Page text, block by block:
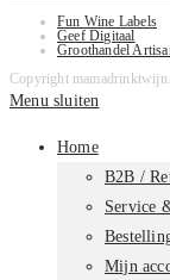
Fun Wine Labels
Geef Digitaal
Groothandel
Copyright
Menu sluiten
Home
B2B /
Service
Mijn